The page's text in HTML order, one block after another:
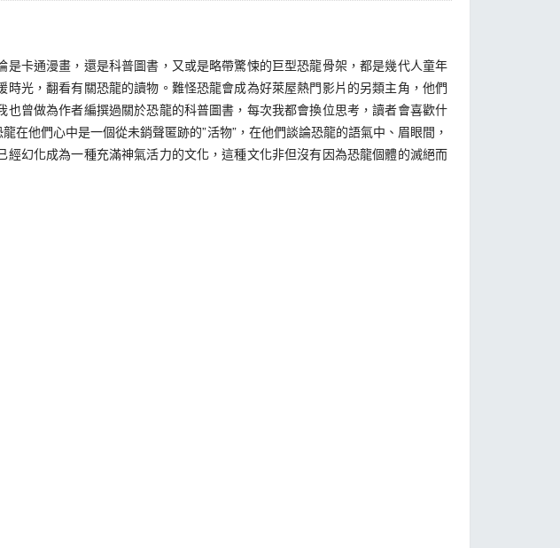
卡通漫畫，還是科普圖書，又或是略帶驚悚的巨型恐龍骨架，都是幾代人童年
光，翻看有關恐龍的讀物。難怪恐龍會成為好萊屋熱門影片的另類主角，他們
曾做為作者編撰過關於恐龍的科普圖書，每次我都會換位思考，讀者會喜歡什
他們心中是一個從未銷聲匿跡的”活物”，在他們談論恐龍的語氣中、眉眼間，
幻化成為一種充滿神氣活力的文化，這種文化非但沒有因為恐龍個體的滅絕而